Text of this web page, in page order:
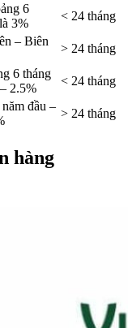
6
3%
< 24 tháng
– Biên
> 24 tháng
6 tháng
2.5%
< 24 tháng
đầu –
> 24 tháng
hàng